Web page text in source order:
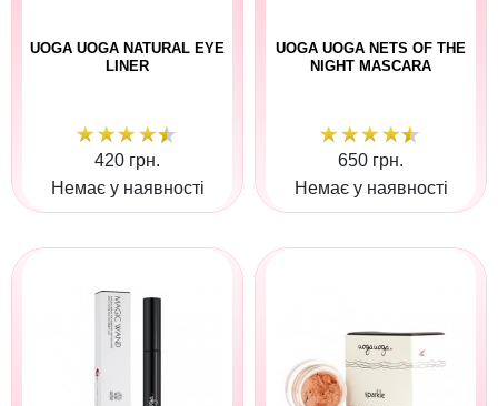
UOGA UOGA NATURAL EYE
LINER
420 грн.
Немає у наявності
UOGA UOGA NETS OF THE
NIGHT MASCARA
650 грн.
Немає у наявності